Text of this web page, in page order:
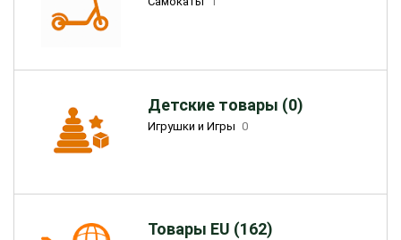
Детские товары (0)
Игрушки и Игры 0
Товары EU (162)